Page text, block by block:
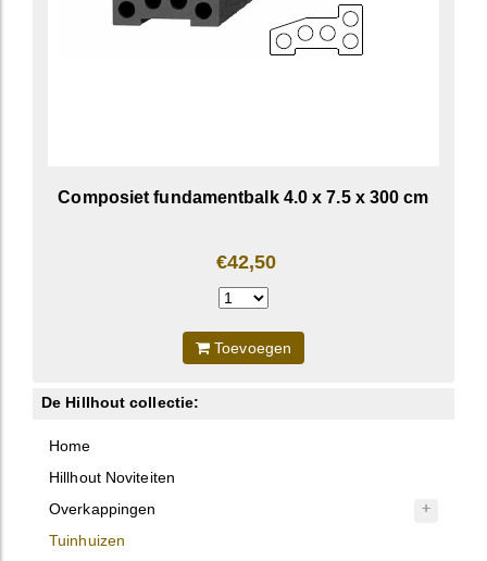
Composiet fundamentbalk 4.0 x 7.5 x 300 cm
€42,50
Toevoegen
De Hillhout collectie:
Home
Hillhout Noviteiten
Overkappingen
Tuinhuizen